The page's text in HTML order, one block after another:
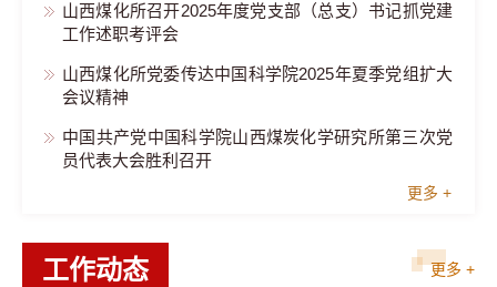
山西煤化所召开2025年度党支部（总支）书记抓党建
工作述职考评会
山西煤化所党委传达中国科学院2025年夏季党组扩大
会议精神
中国共产党中国科学院山西煤炭化学研究所第三次党
员代表大会胜利召开
更多 +
工作动态 更多 +